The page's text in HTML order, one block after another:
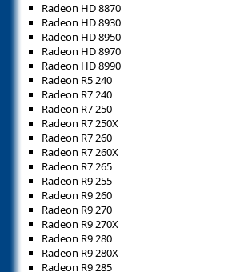
Radeon HD 8870
Radeon HD 8930
Radeon HD 8950
Radeon HD 8970
Radeon HD 8990
Radeon R5 240
Radeon R7 240
Radeon R7 250
Radeon R7 250X
Radeon R7 260
Radeon R7 260X
Radeon R7 265
Radeon R9 255
Radeon R9 260
Radeon R9 270
Radeon R9 270X
Radeon R9 280
Radeon R9 280X
Radeon R9 285